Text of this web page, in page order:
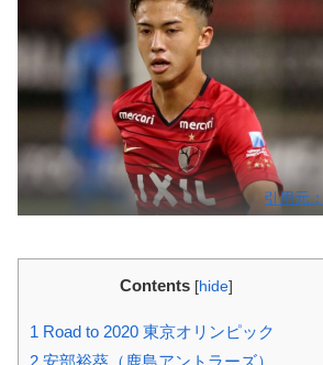
引用元
Contents [hide]
1 Road to 2020 東京オリンピック
2 安部裕葵（鹿島アントラーズ）